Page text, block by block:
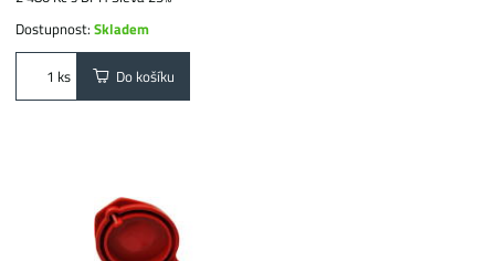
Dostupnost:Skladem
ks Do košíku